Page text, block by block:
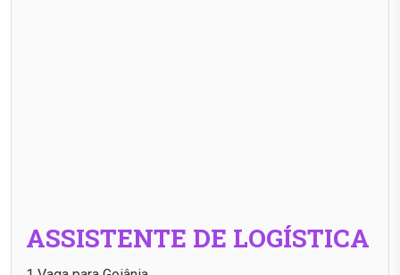
ASSISTENTE DE LOGÍSTICA